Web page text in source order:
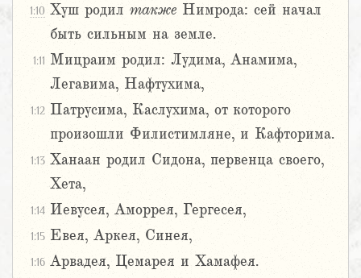
1:10 Хуш родил также Нимрода: сей начал
быть сильным на земле.
1:11 Мицраим родил: Лудима, Анамима,
Легавима, Нафтухима,
1:12 Патрусима, Каслухима, от которого
произошли Филистимляне, и Кафторима.
1:13 Ханаан родил Сидона, первенца своего,
Хета,
1:14 Иевусея, Аморрея, Гергесея,
1:15 Евея, Аркея, Синея,
1:16 Арвадея, Цемарея и Хамафея.